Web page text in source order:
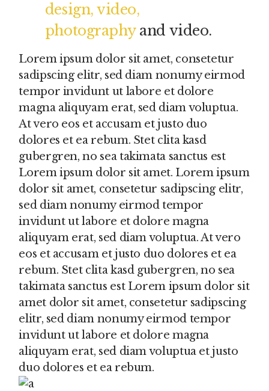
design, video,
photographyand video.
Lorem ipsum dolor sit amet, consetetur
sadipscing elitr, sed diam nonumy eirmod
tempor invidunt ut labore et dolore
magna aliquyam erat, sed diam voluptua.
At vero eos et accusam et justo duo
dolores et ea rebum. Stet clita kasd
gubergren, no sea takimata sanctus est
Lorem ipsum dolor sit amet. Lorem ipsum
dolor sit amet, consetetur sadipscing elitr,
sed diam nonumy eirmod tempor
invidunt ut labore et dolore magna
aliquyam erat, sed diam voluptua. At vero
eos et accusam et justo duo dolores et ea
rebum. Stet clita kasd gubergren, no sea
takimata sanctus est Lorem ipsum dolor sit
amet dolor sit amet, consetetur sadipscing
elitr, sed diam nonumy eirmod tempor
invidunt ut labore et dolore magna
aliquyam erat, sed diam voluptua et justo
duo dolores et ea rebum.